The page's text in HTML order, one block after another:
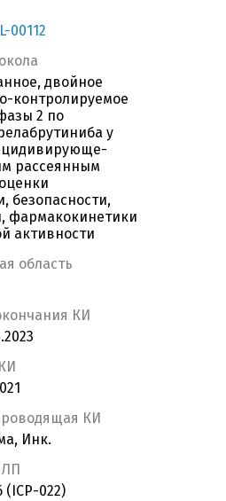
00112
двойное
контролируемое
2 по
у
рассеянным
безопасности,
фармакокинетики
активности
область
КИ
КИ
Инк.
022)